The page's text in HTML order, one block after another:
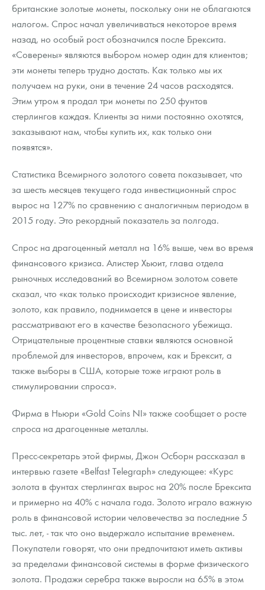
британские золотые монеты, поскольку они не облагаются
налогом. Спрос начал увеличиваться некоторое время
назад, но особый рост обозначился после Брексита.
«Соверены» являются выбором номер один для клиентов;
эти монеты теперь трудно достать. Как только мы их
получаем на руки, они в течение 24 часов расходятся.
Этим утром я продал три монеты по 250 фунтов
стерлингов каждая. Клиенты за ними постоянно охотятся,
заказывают нам, чтобы купить их, как только они
появятся».
Статистика Всемирного золотого совета показывает, что
за шесть месяцев текущего года инвестиционный спрос
вырос на 127% по сравнению с аналогичным периодом в
2015 году. Это рекордный показатель за полгода.
Спрос на драгоценный металл на 16% выше, чем во время
финансового кризиса. Алистер Хьюит, глава отдела
рыночных исследований во Всемирном золотом совете
сказал, что «как только происходит кризисное явление,
золото, как правило, поднимается в цене и инвесторы
рассматривают его в качестве безопасного убежища.
Отрицательные процентные ставки являются основной
проблемой для инвесторов, впрочем, как и Брексит, а
также выборы в США, которые тоже играют роль в
стимулировании спроса».
Фирма в Ньюри «Gold Coins NI» также сообщает о росте
спроса на драгоценные металлы.
Пресс-секретарь этой фирмы, Джон Осборн рассказал в
интервью газете «Belfast Telegraph» следующее: «Курс
золота в фунтах стерлингах вырос на 20% после Брексита
и примерно на 40% с начала года. Золото играло важную
роль в финансовой истории человечества за последние 5
тыс. лет, - так что оно выдержало испытание временем.
Покупатели говорят, что они предпочитают иметь активы
за пределами финансовой системы в форме физического
золота. Продажи серебра также выросли на 65% в этом